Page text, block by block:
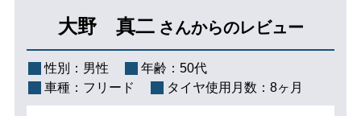
大野 真二 さんからのレビュー
性別： 男性 年齢： 50代
車種： フリード タイヤ使用月数： 8ヶ月